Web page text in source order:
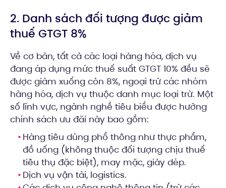
2. Danh sách đối tượng được giảm
thuế GTGT 8%
Về cơ bản, tất cả các loại hàng hóa, dịch vụ
đang áp dụng mức thuế suất GTGT 10% đều sẽ
được giảm xuống còn 8%, ngoại trừ các nhóm
hàng hóa, dịch vụ thuộc danh mục loại trừ. Một
số lĩnh vực, ngành nghề tiêu biểu được hưởng
chính sách ưu đãi này bao gồm:
Hàng tiêu dùng phổ thông như thực phẩm,
đồ uống (không thuộc đối tượng chịu thuế
tiêu thụ đặc biệt), may mặc, giày dép.
Dịch vụ vận tải, logistics.